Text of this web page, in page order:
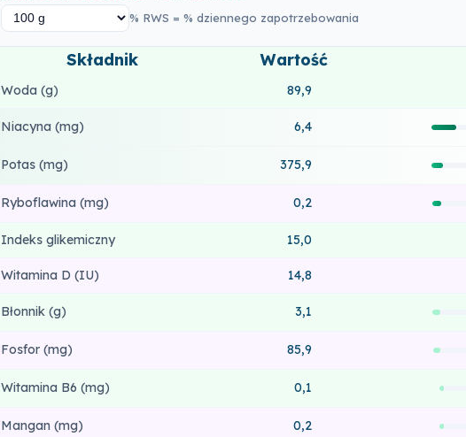
% RWS = % dziennego zapotrzebowania
Składnik Wartość
Woda (g) 89,9
Niacyna (mg) 6,4
Potas (mg) 375,9
Ryboflawina (mg) 0,2
Indeks glikemiczny 15,0
Witamina D (IU) 14,8
Błonnik (g) 3,1
Fosfor (mg) 85,9
Witamina B6 (mg) 0,1
Mangan (mg) 0,2